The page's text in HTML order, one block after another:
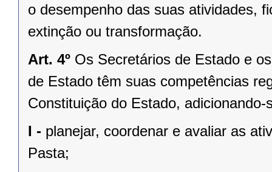
o desempenho das suas atividades,
extinção ou transformação.
Art. 4º Os Secretários de Estado e
de Estado têm suas competências
Constituição do Estado, adicionando-
I - planejar, coordenar e avaliar as
Pasta;